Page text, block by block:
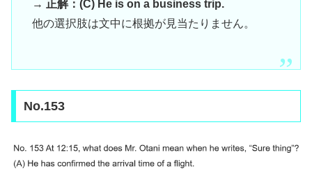
→ 正解：(C) He is on a business trip.
他の選択肢は文中に根拠が見当たりません。
No.153